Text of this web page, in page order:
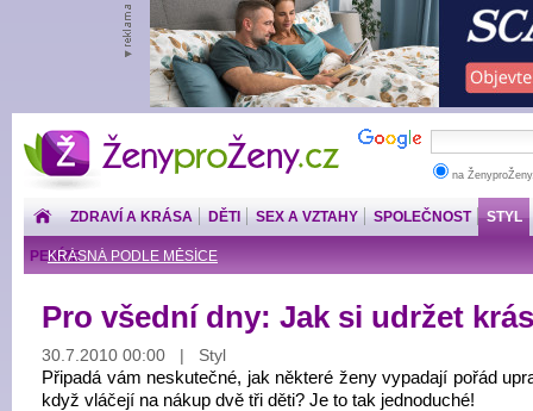
ŽenyproŽeny.cz
na
ZDRAVÍ A KRÁSA DĚTI SEX A VZTAHY SPOLEČNOST STYL
KRÁSNÁ PODLE MĚSÍCE
PENÍZE
Pro všední dny: Jak si udržet
30.7.2010 00:00 | Styl
Připadá vám neskutečné, jak některé ženy vypadají pořád
když vláčejí na nákup dvě tři děti? Je to tak jednoduché!